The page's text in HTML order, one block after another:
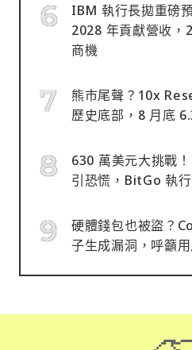
IBM 執行長拋重磅
2028 年貢獻營收，
商機
熊市尾聲？10x
歷史底部，8 月底
630 萬美元大挑戰
引恐慌，BitGo 執
硬體錢包也被盜？
子生成漏洞，呼籲